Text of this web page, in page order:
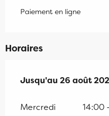
Paiement en ligne
Horaires
Du8 juillet 2026au
Jusqu'au 26 août
Mercredi 14:00